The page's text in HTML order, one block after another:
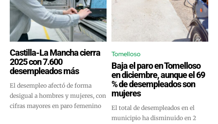
Castilla-La Mancha cierra
2025 con 7.600
desempleados más
El desempleo afectó de forma
desigual a hombres y mujeres, con
cifras mayores en paro femenino
Tomelloso
Baja el paro en Tomelloso
en diciembre, aunque el 69
% de desempleados son
mujeres
El total de desempleados en el
municipio ha disminuido en 2